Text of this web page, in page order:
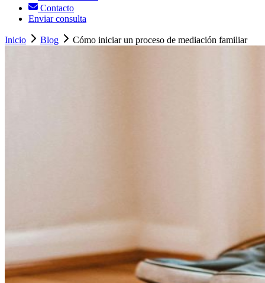
Contacto
Enviar consulta
Inicio Blog Cómo iniciar un proceso de mediación familiar